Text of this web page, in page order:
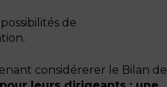
de
considérerer le Bilan de